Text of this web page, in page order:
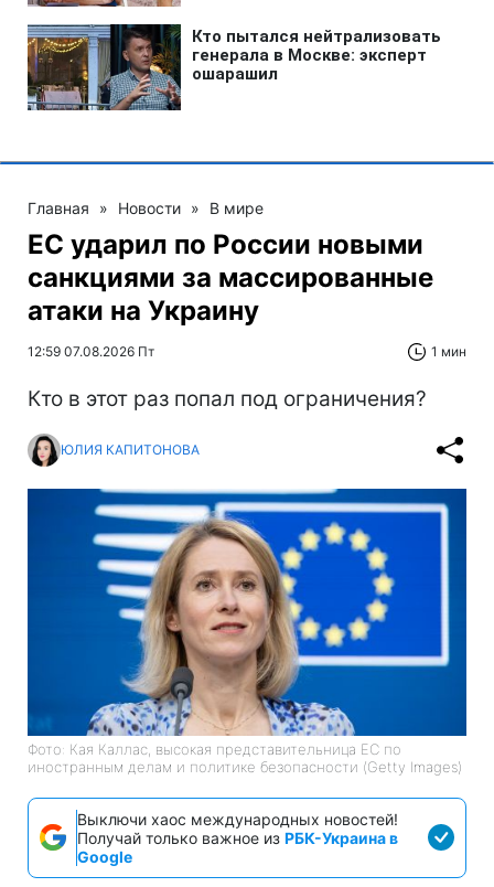
Главная » Новости » В мире
ЕС ударил по России новыми
санкциями за массированные
атаки на Украину
12:59 07.08.2026 Пт 1 мин
Кто в этот раз попал под ограничения?
ЮЛИЯ КАПИТОНОВА
Фото: Кая Каллас, высокая представительница ЕС по
иностранным делам и политике безопасности (Getty Images)
Выключи хаос международных новостей!
Получай только важное из РБК-Украина в
Google